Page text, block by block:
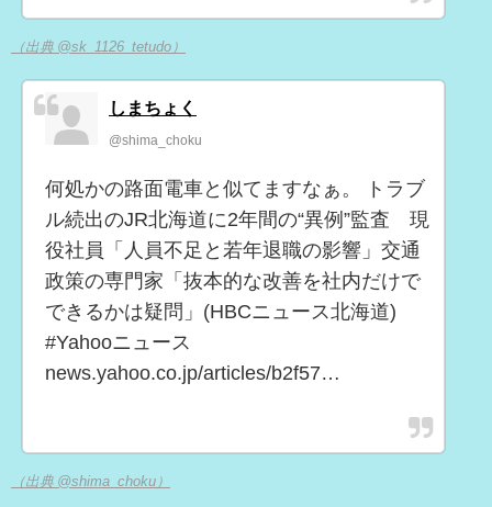
（出典 @sk_1126_tetudo）
しまちょく
@shima_choku
何処かの路面電車と似てますなぁ。 トラブ
ル続出のJR北海道に2年間の“異例”監査 現
役社員「人員不足と若年退職の影響」交通
政策の専門家「抜本的な改善を社内だけで
できるかは疑問」(HBCニュース北海道)
#Yahooニュース
news.yahoo.co.jp/articles/b2f57…
（出典 @shima_choku）